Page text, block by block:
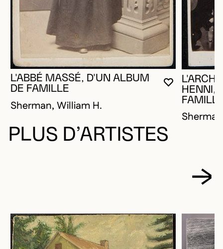
VOUS
FERMER
OUVRIR LA
L'ABBÉ MASSÉ, D'UN ALBUM
DE FAMILLE
Sherman, William H.
HENNI,
PLUS D’ARTISTES